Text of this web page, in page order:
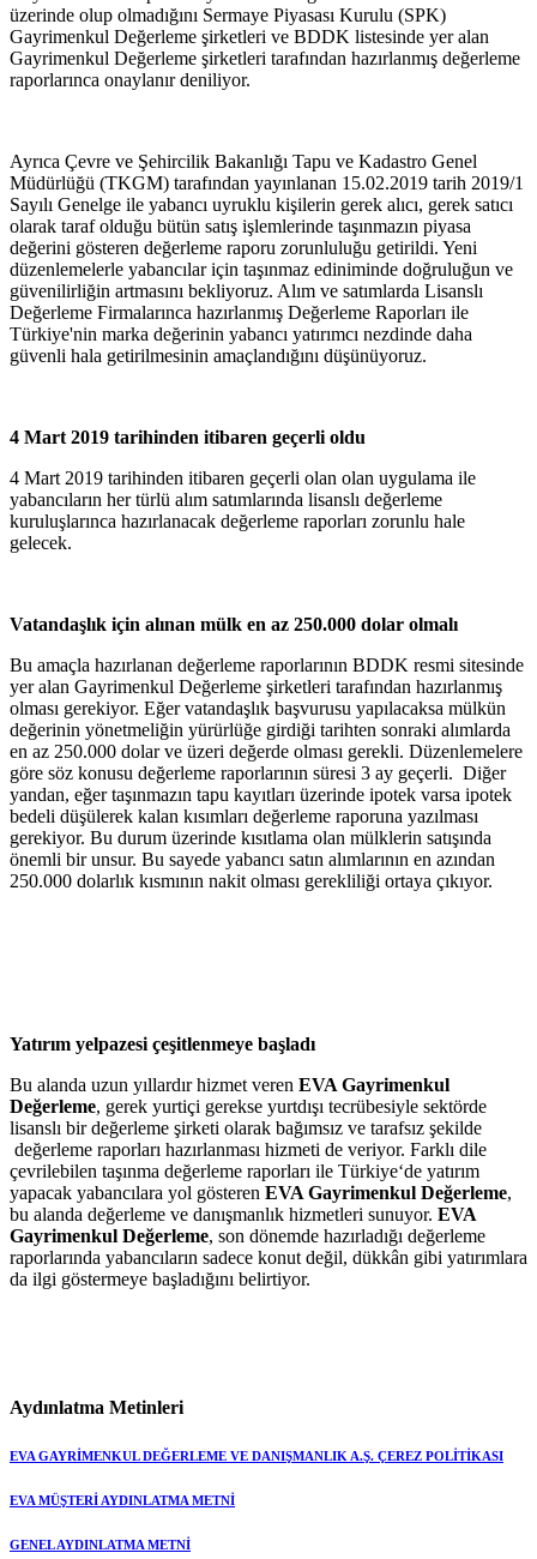
üzerinde olup olmadığını Sermaye Piyasası Kurulu (SPK)
Gayrimenkul Değerleme şirketleri ve BDDK listesinde yer alan
Gayrimenkul Değerleme şirketleri tarafından hazırlanmış değerleme
raporlarınca onaylanır deniliyor.
Ayrıca Çevre ve Şehircilik Bakanlığı Tapu ve Kadastro Genel
Müdürlüğü (TKGM) tarafından yayınlanan 15.02.2019 tarih 2019/1
Sayılı Genelge ile yabancı uyruklu kişilerin gerek alıcı, gerek satıcı
olarak taraf olduğu bütün satış işlemlerinde taşınmazın piyasa
değerini gösteren değerleme raporu zorunluluğu getirildi. Yeni
düzenlemelerle yabancılar için taşınmaz ediniminde doğruluğun ve
güvenilirliğin artmasını bekliyoruz. Alım ve satımlarda Lisanslı
Değerleme Firmalarınca hazırlanmış Değerleme Raporları ile
Türkiye'nin marka değerinin yabancı yatırımcı nezdinde daha
güvenli hala getirilmesinin amaçlandığını düşünüyoruz.
4 Mart 2019 tarihinden itibaren geçerli oldu
4 Mart 2019 tarihinden itibaren geçerli olan olan uygulama ile
yabancıların her türlü alım satımlarında lisanslı değerleme
kuruluşlarınca hazırlanacak değerleme raporları zorunlu hale
gelecek.
Vatandaşlık için alınan mülk en az 250.000 dolar olmalı
Bu amaçla hazırlanan değerleme raporlarının BDDK resmi sitesinde
yer alan Gayrimenkul Değerleme şirketleri tarafından hazırlanmış
olması gerekiyor. Eğer vatandaşlık başvurusu yapılacaksa mülkün
değerinin yönetmeliğin yürürlüğe girdiği tarihten sonraki alımlarda
en az 250.000 dolar ve üzeri değerde olması gerekli. Düzenlemelere
göre söz konusu değerleme raporlarının süresi 3 ay geçerli. Diğer
yandan, eğer taşınmazın tapu kayıtları üzerinde ipotek varsa ipotek
bedeli düşülerek kalan kısımları değerleme raporuna yazılması
gerekiyor. Bu durum üzerinde kısıtlama olan mülklerin satışında
önemli bir unsur. Bu sayede yabancı satın alımlarının en azından
250.000 dolarlık kısmının nakit olması gerekliliği ortaya çıkıyor.
Yatırım yelpazesi çeşitlenmeye başladı
Bu alanda uzun yıllardır hizmet veren EVA Gayrimenkul
Değerleme, gerek yurtiçi gerekse yurtdışı tecrübesiyle sektörde
lisanslı bir değerleme şirketi olarak bağımsız ve tarafsız şekilde
değerleme raporları hazırlanması hizmeti de veriyor. Farklı dile
çevrilebilen taşınma değerleme raporları ile Türkiye‘de yatırım
yapacak yabancılara yol gösteren EVA Gayrimenkul Değerleme,
bu alanda değerleme ve danışmanlık hizmetleri sunuyor. EVA
Gayrimenkul Değerleme, son dönemde hazırladığı değerleme
raporlarında yabancıların sadece konut değil, dükkân gibi yatırımlara
da ilgi göstermeye başladığını belirtiyor.
Aydınlatma Metinleri
EVA GAYRİMENKUL DEĞERLEME VE DANIŞMANLIK A.Ş. ÇEREZ POLİTİKASI
EVA MÜŞTERİ AYDINLATMA METNİ
GENEL AYDINLATMA METNİ